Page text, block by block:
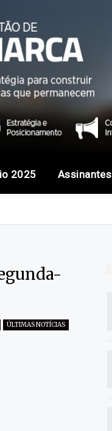
2025 Assinantes
ÚLTIMAS NOTÍCIAS